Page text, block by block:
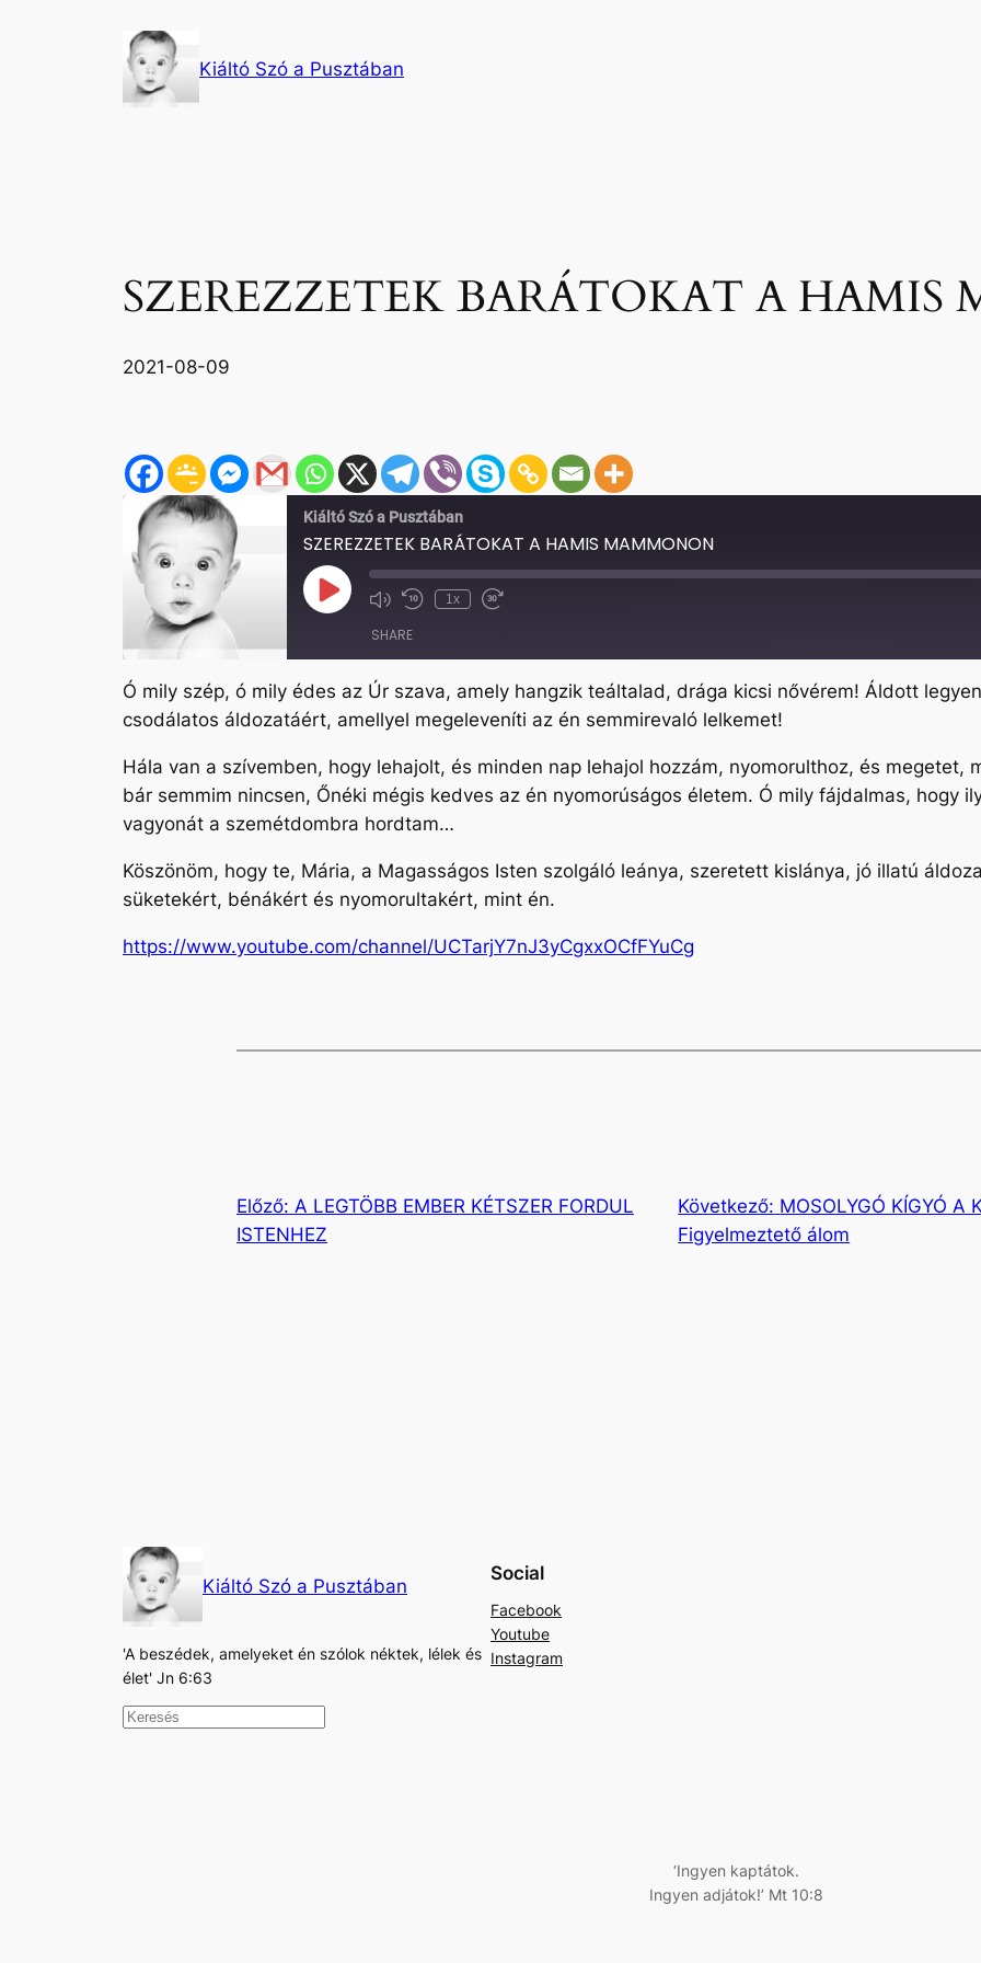
Kiáltó Szó a Pusztában
SZEREZZETEK BARÁTOKAT A HAMIS
2021-08-09
Kiáltó Szó a Pusztában
SZEREZZETEK BARÁTOKAT A HAMIS MAMMONON
Play
Episode Mute/Unmute
Rewind
1x
Fast
SHARE
SHARE
EMBED
Ó mily szép, ó mily édes az Úr szava, amely hangzik teáltalad, drága kicsi nővérem! Áldott
csodálatos áldozatáért, amellyel megeleveníti az én semmirevaló lelkemet!
Hála van a szívemben, hogy lehajolt, és minden nap lehajol hozzám, nyomorulthoz, és megetet,
bár semmim nincsen, Őnéki mégis kedves az én nyomorúságos életem. Ó mily fájdalmas, hogy
vagyonát a szemétdombra hordtam…
Köszönöm, hogy te, Mária, a Magasságos Isten szolgáló leánya, szeretett kislánya, jó illatú
süketekért, bénákért és nyomorultakért, mint én.
https://www.youtube.com/channel/UCTarjY7nJ3yCgxxOCfFYuCg
Előző: A LEGTÖBB EMBER KÉTSZER FORDUL
ISTENHEZ
Következő: MOSOLYGÓ KÍGYÓ A
Figyelmeztető álom
Kiáltó Szó a Pusztában
'A beszédek, amelyeket én szólok néktek, lélek és
élet' Jn 6:63
K
Social
Facebook
Youtube
Instagram
‘Ingyen kaptátok.
Ingyen adjátok!’ Mt 10:8